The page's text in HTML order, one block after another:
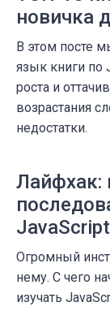
новичка
В этом посте
язык книги по
роста и
возрастания
недостатки.
Лайфхак:
JavaScript
Огромный
нему. С чего
изучать